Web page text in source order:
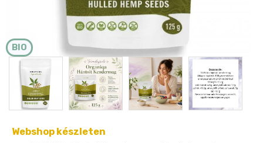
BIO
Webshop készleten